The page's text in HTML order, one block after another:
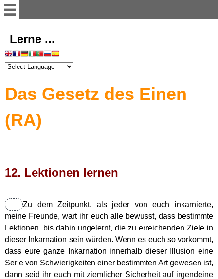
Willkommen
Register
Vorwort
Einführung
Dimensionen
Astralwesen
Chakren
Geistwesen
Lerne ...
Das Gesetz des Einen
(RA)
12. Lektionen lernen
Zu dem Zeitpunkt, als jeder von euch inkarnierte,
meine Freunde, wart ihr euch alle bewusst, dass bestimmte
Lektionen, bis dahin ungelernt, die zu erreichenden Ziele in
dieser Inkarnation sein würden. Wenn es euch so vorkommt,
dass eure ganze Inkarnation innerhalb dieser Illusion eine
Serie von Schwierigkeiten einer bestimmten Art gewesen ist,
dann seid ihr euch mit ziemlicher Sicherheit auf irgendeine